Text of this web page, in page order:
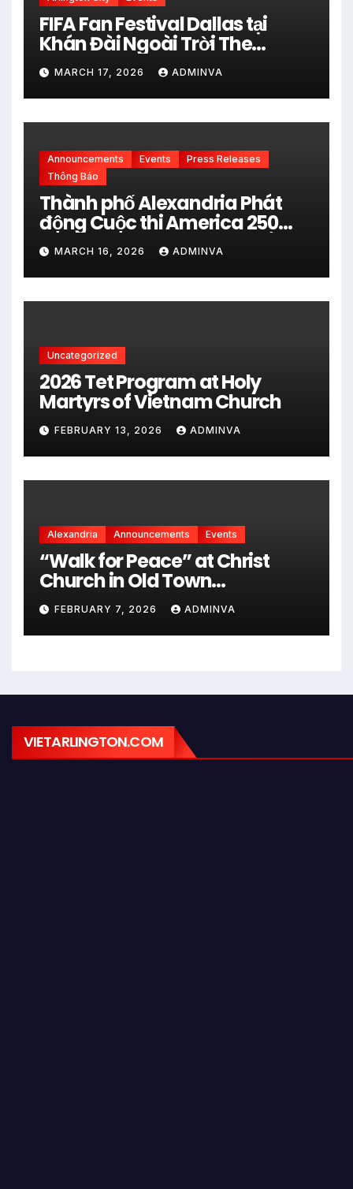
FIFA Fan Festival Dallas tại
Khán Đài Ngoài Trời The
Pavilion thuộc Fair Park Mở
Cửa Miễn phí vào 34 Ngày Thi
đấu của FIFA World Cup 2026
MARCH 17, 2026 ADMINVA
Announcements Events
Press Releases
Thông Báo
Thành phố Alexandria Phát
động Cuộc thi America 250
City Art Poster Project” Nhằm
kỷ niệm 250 năm thành lập Hợp
chủng quốc Hoa Kỳ vào năm
2026
MARCH 16, 2026 ADMINVA
Uncategorized
2026 Tet Program at Holy
Martyrs of Vietnam Church
FEBRUARY 13, 2026 ADMINVA
Alexandria Announcements Events
“Walk for Peace” at Christ
Church in Old Town
Alexandria on Monday,
February 9, 2026
FEBRUARY 7, 2026 ADMINVA
VIETARLINGTON.COM